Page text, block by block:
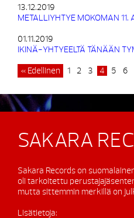
13.12.2019
METALLIYHTYE MOKOMAN
01.11.2019
IKINÄ-YHTYEELTÄ TÄNÄÄN
« Edellinen 1 2 3 4 5 6
SAKARA
Sakara Records on
oli tarkoitettu
mutta sittemmin merkillä on
Lisätietoja: